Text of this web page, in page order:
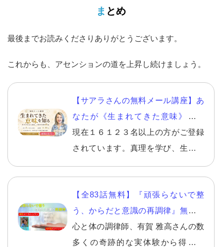
まとめ
最後までお読みくださりありがとうございます。
これからも、アセンションの道を上昇し続けましょう。
【サアラさんの無料メール講座】あ
なたが《生まれてきた意味》を知
り、自分らしい幸せを生きる。
現在１６１２３名以上の方がご登録
されています。真理を学び、生きて
らしく幸せになる方法。１回ごとに
テーマが決まっており、【１日を決
める朝】こそ、智慧を得るのに最適
です。読んで取り組むワークなども
多数入っています。 読んだ方からは
【全83話無料】『頑張らないで整
う、からだと意識の再調律』無料メ
ールレッスン
心と体の調律師、有賀 雅高さんの数
多くの奇跡的な実体験から得た、